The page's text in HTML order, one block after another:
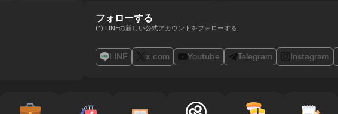
フォローする
(*) LINEの新しい公式アカウントをフォローする
LINE x.com Youtube Telegram Instagram